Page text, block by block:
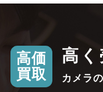
高価
買取
高く
カメラ